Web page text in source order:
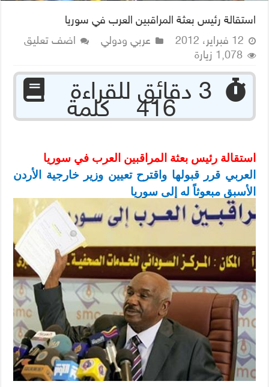
استقالة رئيس بعثة المراقبين العرب في سوريا
12 فبراير، 2012
عربي ودولي
اضف تعليق
1,078 زيارة
416 كلمة
استقالة رئيس بعثة المراقبين العرب في سوريا
العربي قرر قبولها واقترح تعيين وزير خارجية الأردن
الأسبق مبعوثاً له إلى سوريا